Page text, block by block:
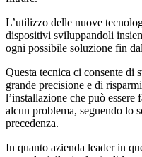
L’utilizzo delle nuove
dispositivi sviluppandoli
ogni possibile soluzione fin
Questa tecnica ci consente di
grande precisione e di
l’installazione che può essere
alcun problema, seguendo lo
precedenza.
In quanto azienda leader in